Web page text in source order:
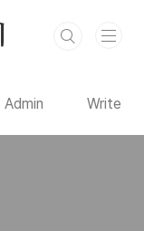
Admin Write